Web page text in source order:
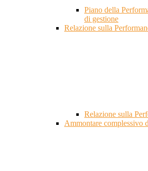
Piano della
di gestione
Relazione sulla
Relazione sulla
Ammontare complessivo